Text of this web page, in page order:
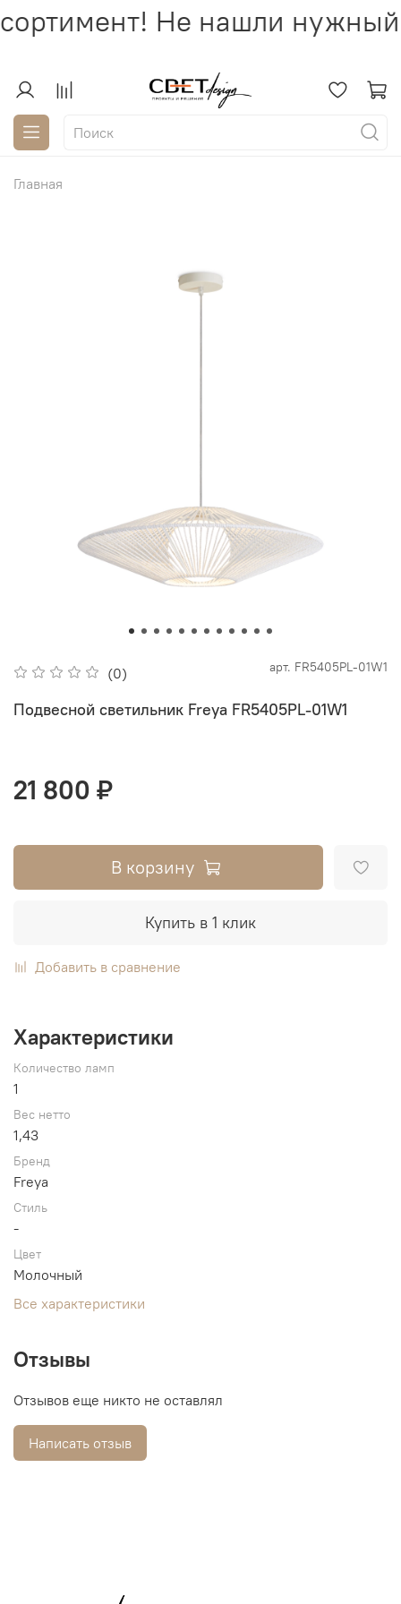
Не нашли нужный
Главная
(0) арт. FR5405PL-01W1
Подвесной светильник Freya FR5405PL-01W1
21 800 ₽
В корзину
Купить в 1 клик
Добавить в сравнение
Характеристики
Количество ламп
1
Вес нетто
1,43
Бренд
Freya
Стиль
-
Цвет
Молочный
Все характеристики
Отзывы
Отзывов еще никто не оставлял
Написать отзыв